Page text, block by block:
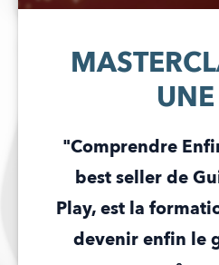
UNE
"Comprendre
best seller de
Play, est la
devenir enfin le